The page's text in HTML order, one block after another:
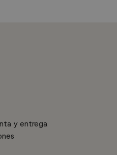
y entrega